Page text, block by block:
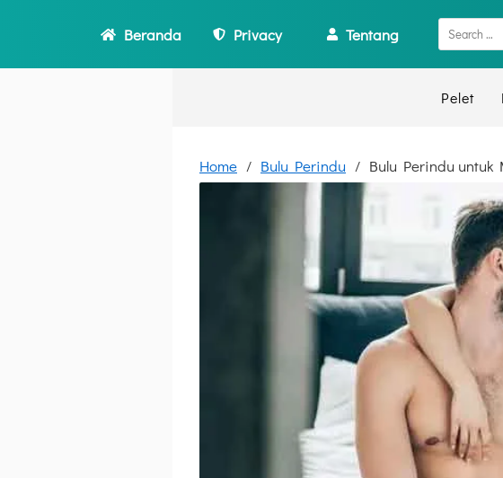
Beranda Privacy Tentang
Pelet
Home Bulu Perindu Bulu Perindu untuk